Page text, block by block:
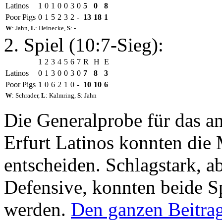
Latinos
1 0 1 0 0 3 0 5 0
8
Poor Pigs 0 1 5 2 3 2 - 13 18 1
W: Jahn, L: Heinecke, S: -
2. Spiel (10:7-Sieg):
1 2 3 4 5 6 7 R H E
Latinos
0 1 3 0 0 3 0 7 8
3
Poor Pigs 1 0 6 2 1 0 - 10 10 6
W: Schrader, L: Kalmring, S: Jahn
Die Generalprobe für das
Erfurt Latinos konnten die
entscheiden. Schlagstark,
Defensive, konnten beide
werden. Den ganzen